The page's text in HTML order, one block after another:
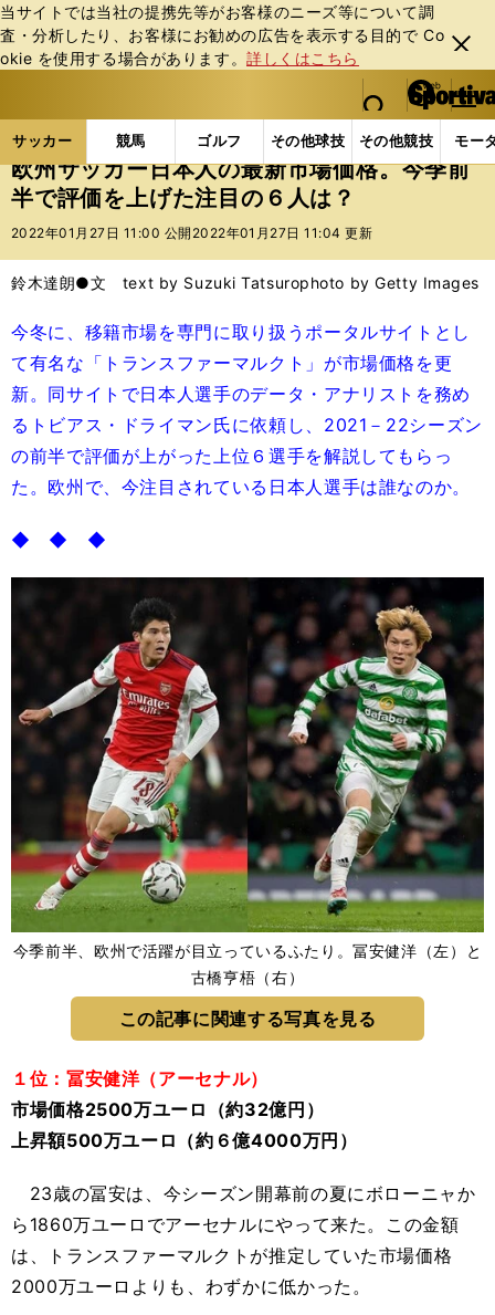
当サイトでは当社の提携先等がお客様のニーズ等について調
査・分析したり、お客様にお勧めの広告を表⽰する⽬的で Co
okie を使⽤する場合があります。詳しくはこちら
閉じ
る
web Sportiva (webスポルティーバ)
検索
マイペ
ー
ジ
メニュ
サッカー 競馬 ゴルフ その他球技 その他競技 モー
ス
ポ
ル
バ
サッカーの記事一覧 海外サッカー 海外サッカー
欧州サッカー日本人の最新市場価格。今季前
半で評価を上げた注目の６人は？
2022年01月27日 11:00 公開 2022年01月27日 11:04 更新
鈴木達朗●文 text by Suzuki Tatsurophoto by Getty Images
今冬に、移籍市場を専門に取り扱うポータルサイトとし
て有名な「トランスファーマルクト」が市場価格を更
新。同サイトで日本人選手のデータ・アナリストを務め
るトビアス・ドライマン氏に依頼し、2021－22シーズン
の前半で評価が上がった上位６選手を解説してもらっ
た。欧州で、今注目されている日本人選手は誰なのか。
◆ ◆ ◆
今季前半、欧州で活躍が目立っているふたり。冨安健洋（左）と
古橋亨梧（右）
この記事に関連する写真を見る
１位：冨安健洋（アーセナル）
市場価格2500万ユーロ（約32億円）
上昇額500万ユーロ（約６億4000万円）
23歳の冨安は、今シーズン開幕前の夏にボローニャか
ら1860万ユーロでアーセナルにやって来た。この金額
は、トランスファーマルクトが推定していた市場価格
2000万ユーロよりも、わずかに低かった。